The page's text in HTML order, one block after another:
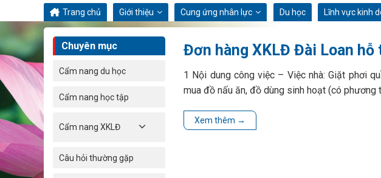
Trang chủ Giới thiệu Cung ứng nhân lực Du học Lĩnh vực kinh
Chuyên mục
Cẩm nang du học
Cẩm nang học tập
Cẩm nang XKLĐ
Câu hỏi thường gặp
Đơn hàng XKLĐ Đài Loan
1 Nội dung công việc – Việc nhà: Giặt phơi
mua đồ nấu ăn, đồ dùng sinh hoạt (có phương
Xem thêm →